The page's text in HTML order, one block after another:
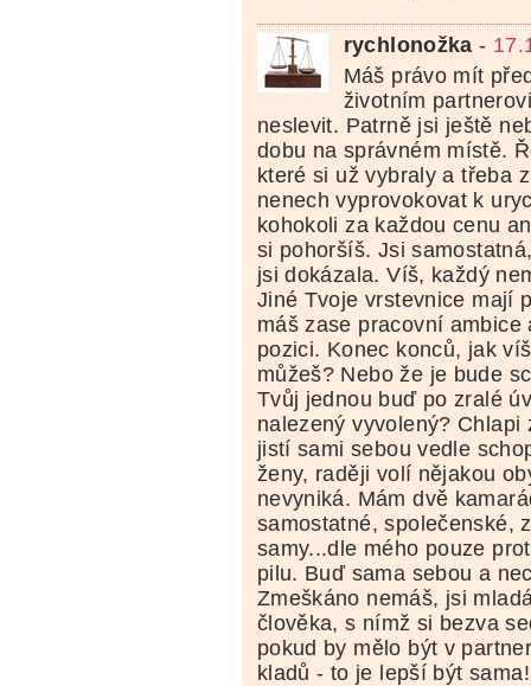
rychlonožka -
Máš právo mít
životním
neslevit. Patrně jsi ještě
dobu na správném místě.
které si už vybraly a třeba
nenech vyprovokovat k
kohokoli za každou cenu
si pohoršíš. Jsi
jsi dokázala. Víš, každý
Jiné Tvoje vrstevnice mají
máš zase pracovní ambice
pozici. Konec konců, jak
můžeš? Nebo že je bude
Tvůj jednou buď po zralé
nalezený vyvolený? Chlapi
jistí sami sebou vedle
ženy, raději volí nějakou
nevyniká. Mám dvě
samostatné, společenské,
samy...dle mého pouze
pilu. Buď sama sebou a
Zmeškáno nemáš, jsi
člověka, s nímž si bezva
pokud by mělo být v
kladů - to je lepší být sama!